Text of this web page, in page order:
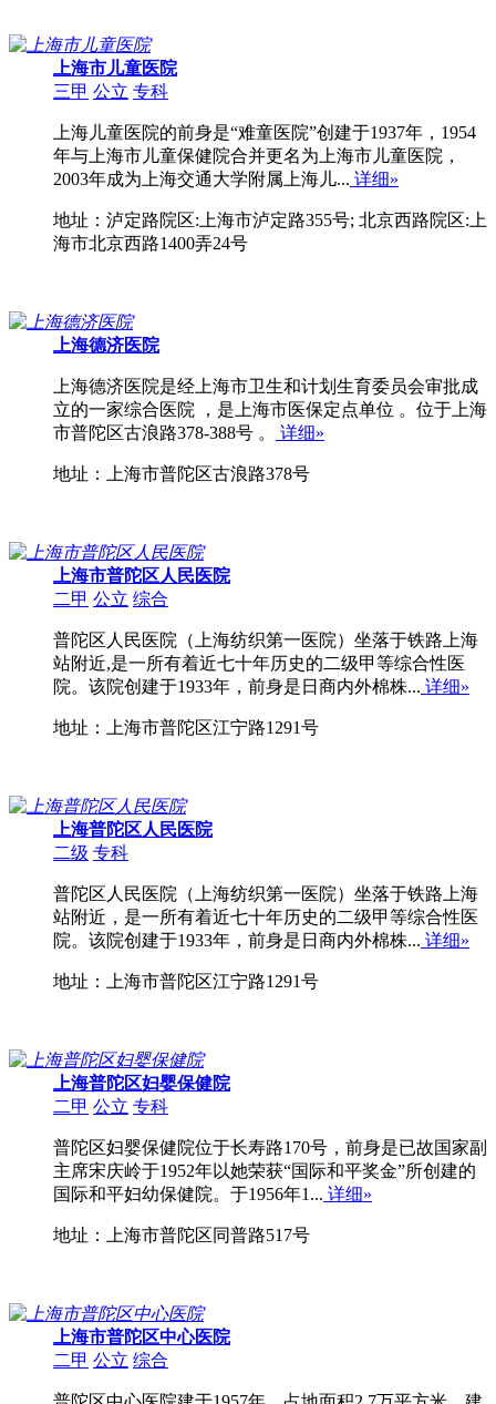
上海市儿童医院
三甲 公立 专科
上海儿童医院的前身是“难童医院”创建于1937年，1954
年与上海市儿童保健院合并更名为上海市儿童医院，
2003年成为上海交通大学附属上海儿... 详细»
地址：泸定路院区:上海市泸定路355号; 北京西路院区:上
海市北京西路1400弄24号
上海德济医院
上海德济医院是经上海市卫生和计划生育委员会审批成
立的一家综合医院 ，是上海市医保定点单位 。位于上海
市普陀区古浪路378-388号 。
详细»
地址：上海市普陀区古浪路378号
上海市普陀区人民医院
二甲 公立 综合
普陀区人民医院（上海纺织第一医院）坐落于铁路上海
站附近,是一所有着近七十年历史的二级甲等综合性医
院。该院创建于1933年，前身是日商内外棉株... 详细»
地址：上海市普陀区江宁路1291号
上海普陀区人民医院
二级 专科
普陀区人民医院（上海纺织第一医院）坐落于铁路上海
站附近，是一所有着近七十年历史的二级甲等综合性医
院。该院创建于1933年，前身是日商内外棉株... 详细»
地址：上海市普陀区江宁路1291号
上海普陀区妇婴保健院
二甲 公立 专科
普陀区妇婴保健院位于长寿路170号，前身是已故国家副
主席宋庆岭于1952年以她荣获“国际和平奖金”所创建的
国际和平妇幼保健院。于1956年1... 详细»
地址：上海市普陀区同普路517号
上海市普陀区中心医院
二甲 公立 综合